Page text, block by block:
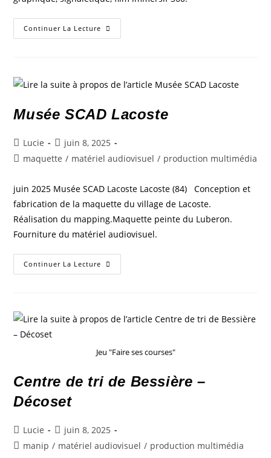
Continuer La Lecture
Musée SCAD Lacoste
Lucie
juin 8, 2025
maquette / matériel audiovisuel / production multimédia
juin 2025 Musée SCAD Lacoste Lacoste (84) Conception et
fabrication de la maquette du village de Lacoste.
Réalisation du mapping.Maquette peinte du Luberon.
Fourniture du matériel audiovisuel.
Continuer La Lecture
Jeu "Faire ses courses"
Centre de tri de Bessière –
Décoset
Lucie
juin 8, 2025
manip / matériel audiovisuel / production multimédia